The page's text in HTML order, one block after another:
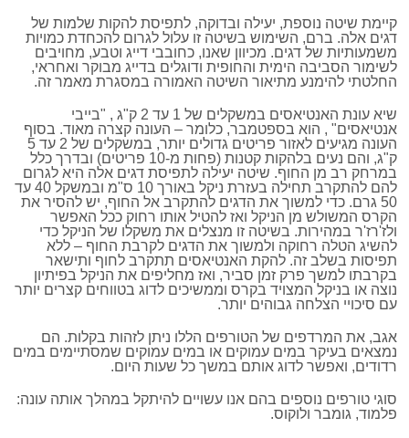
קיימת שיטה נוספת, יעילה ובדוקה, לתפיסת להקות שלמות של
דגים אלה. ברם, השימוש בשיטה זו עלול לגרום להכחדת כמויות
משמעותיות של דגים. מכיוון שאנו, כחובבי דייג וטבע, מחויבים
לשימור הסביבה הימית והחופית ודוגלים בדייג מבוקר ואחראי,
החלטתי להימנע מתיאור השיטה האמורה במסגרת מאמר זה.
שיא עונת האנטיאסים במשקלים של 1 עד 2 ק"ג , "בייבי
אנטיאסים" , הוא בספטמבר, כלומר – העונה קצרה מאוד. בסוף
העונה מגיעים לאזור פריטים גדולים יותר, במשקלים של 2 עד 5
ק"ג, והם נעים בלהקות קטנות (פחות מ-10 פריטים) ובדרך כלל
במרחק רב מן החוף. שיטה יעילה לתפיסת דגים אלה היא לגרום
להם להתקרב תחילה בעזרת ניקל באורך 10 ס"מ ובמשקל 40 עד
50 גרם. כדי למשוך את הדגים להתקרב אל החוף, יש להסיר את
הקרס המשולש מן הניקל ואז להטיל אותו רחוק ככל האפשר
ולז'רז'ר במהירות. בשיטה זו מנצלים את משקלו של הניקל כדי
להשיג הטלה רחוקה ולמשוך את הדגים לקרבת החוף – ללא
תפיסות בשלב זה. להקת האנטיאסים תתקרב לחוף ותישאר
בקרבתו למשך פרק זמן סביר, ואז מחליפים את הניקל בפיתיון
נוצה או בניקל המצויד בקרס וממשיכים לדוג בטווחים קצרים יותר
עם סיכויי הצלחה גבוהים יותר.
אגב, את המרדפים של הטורפים הללו ניתן לזהות בקלות. הם
נמצאים בעיקר במים עמוקים או במים עמוקים שמסתיימים במים
רדודים, ואפשר לדוג אותם במשך כל שעות היום.
סוגי טורפים נוספים בהם אנו עשויים להיתקל במהלך אותה עונה:
פלמוד, גומבר ולוקוס.